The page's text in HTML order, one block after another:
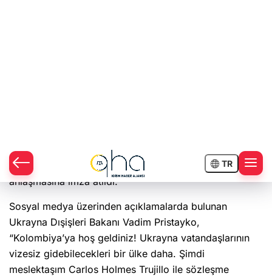
Ukrayna ve Kolombiya arasında vizesiz rejim
anlaşmasına imza atıldı.
Sosyal medya üzerinden açıklamalarda bulunan
Ukrayna Dışişleri Bakanı Vadim Pristayko,
“Kolombiya’ya hoş geldiniz! Ukrayna vatandaşlarının
vizesiz gidebilecekleri bir ülke daha. Şimdi
meslektaşım Carlos Holmes Trujillo ile sözleşme